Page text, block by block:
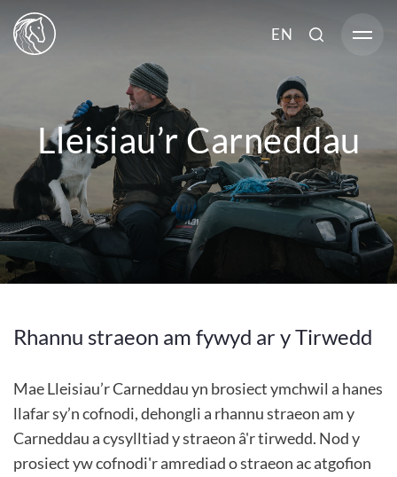
EN
Lleisiau’r Carneddau
Rhannu straeon am fywyd ar y Tirwedd
Mae Lleisiau’r Carneddau yn brosiect ymchwil a hanes
llafar sy’n cofnodi, dehongli a rhannu straeon am y
Carneddau a cysylltiad y straeon â'r tirwedd. Nod y
prosiect yw cofnodi'r amrediad o straeon ac atgofion